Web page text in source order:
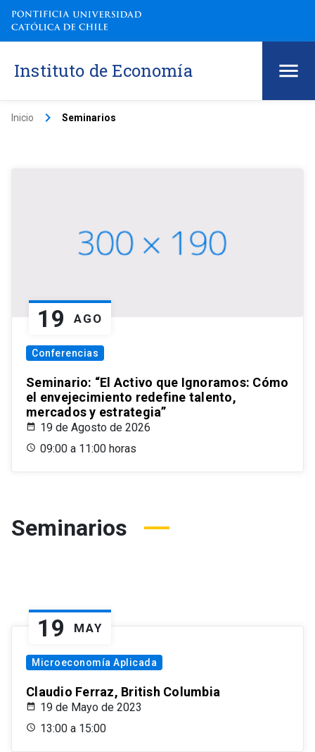
Instituto de Economía
Inicio keyboard_arrow_right Seminarios
19 AGO
Conferencias
Seminario: “El Activo que Ignoramos: Cómo
el envejecimiento redefine talento,
mercados y estrategia”
19 de Agosto de 2026
09:00 a 11:00 horas
Seminarios
19 MAY
Microeconomía Aplicada
Claudio Ferraz, British Columbia
19 de Mayo de 2023
13:00 a 15:00